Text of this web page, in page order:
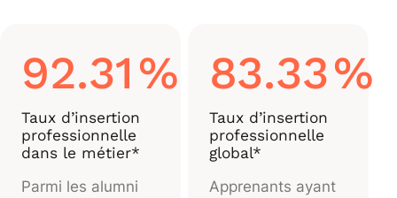
92.31%
Taux d’insertion
professionnelle
dans le métier*
Parmi les alumni
83.33%
Taux d’insertion
professionnelle
global*
Apprenants ayant